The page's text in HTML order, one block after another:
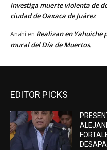
investiga muerte violenta de
ciudad de Oaxaca de Juárez
Anahí en Realizan en Yahuiche
mural del Día de Muertos.
EDITOR PICKS